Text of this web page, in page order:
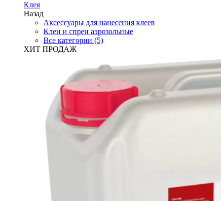
Клея
Назад
Аксессуары для нанесения клеев
Клеи и спреи аэрозольные
Все категории (5)
ХИТ ПРОДАЖ